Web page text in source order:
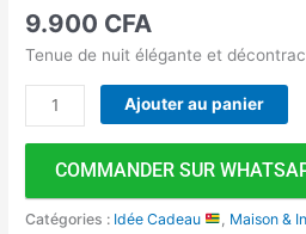
9.900 CFA
Tenue de nuit élégante et
Ajouter au panier
COMMANDER SUR
Catégories : Idée Cadeau Maison &